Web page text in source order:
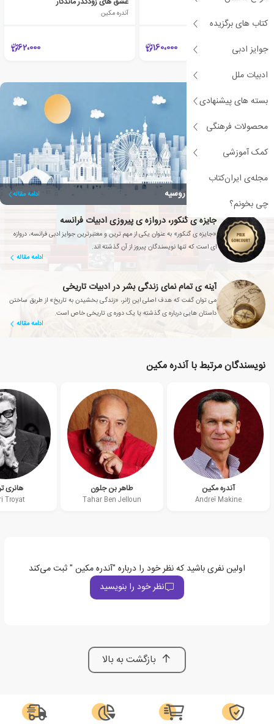
کتاب های برگزیده
جوایز ادبی
ادبیات ملل
بسته های پیشنهادی
محصولات فرهنگی
کمک آموزشی
مجله‌ی ایران‌کتاب
چی بخونم؟
160،000
آندره مکین
62،000
شب های روشن ادبیات روسیه ادامه مقاله
جایزه ی گنکور، دروازه ی پیروزی ادبیات فرانسه
«جایزه ی گنکور» به عنوان یکی از مهم ترین و معتبرترین جوایز ادبی فرانسه، دروازه
ای است که تنها نویسندگان پیروز از آن گذشته اند.
ادامه مقاله
آینه ی تمام نمای زندگی بشر در ادبیات تاریخی
می توان گفت که هدف اصلی این ژانر، «زندگی بخشیدن به تاریخ» از طریق ساختن
داستان هایی درباره ی گذشته یا یک دوره ی تاریخی خاص است.
ادامه مقاله
نویسندگان مرتبط با آندره مکین
آندره مکین
Andreï Makine
طاهر بن جلون
Tahar Ben Jelloun
هانری
Troyat
اولین نفری باشید که نظر خود را درباره "آندره مکین " ثبت می‌کند
نظر خود را بنویسید
بازگشت به بالا